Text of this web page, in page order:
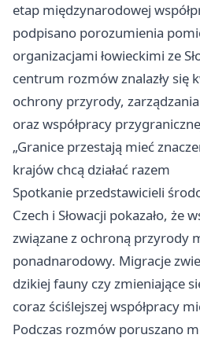
etap międzynarodowej
podpisano porozumienia
organizacjami łowieckimi ze
centrum rozmów znalazły się
ochrony przyrody,
oraz współpracy
„Granice przestają mieć
krajów chcą działać razem
Spotkanie przedstawicieli
Czech i Słowacji pokazało, że
związane z ochroną przyrody
ponadnarodowy. Migracje
dzikiej fauny czy zmieniające
coraz ściślejszej współpracy
Podczas rozmów poruszano